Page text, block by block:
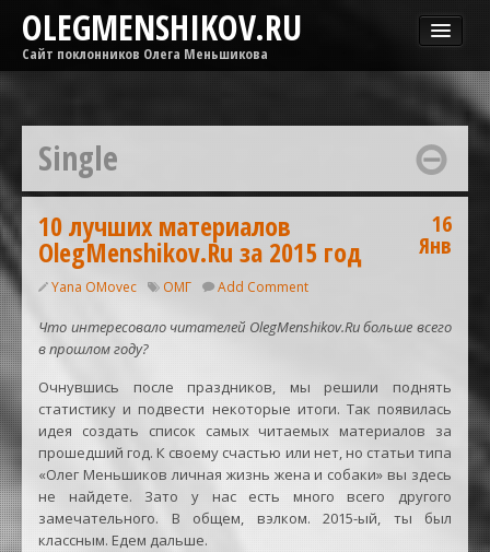
OLEGMENSHIKOV.RU
Сайт поклонников Олега Меньшикова
Афиша
Гастроли
Медиа
ОМГ
Фильмы
Single
10 лучших материалов
OlegMenshikov.Ru за 2015 год
Yana OMovec ОМГ Add Comment
16
Янв
Что интересовало читателей OlegMenshikov.Ru больше всего
в прошлом году?
Очнувшись после праздников, мы решили поднять
статистику и подвести некоторые итоги. Так появилась
идея создать список самых читаемых материалов за
прошедший год. К своему счастью или нет, но статьи типа
«Олег Меньшиков личная жизнь жена и собаки» вы здесь
не найдете. Зато у нас есть много всего другого
замечательного. В общем, вэлком. 2015-ый, ты был
классным. Едем дальше.